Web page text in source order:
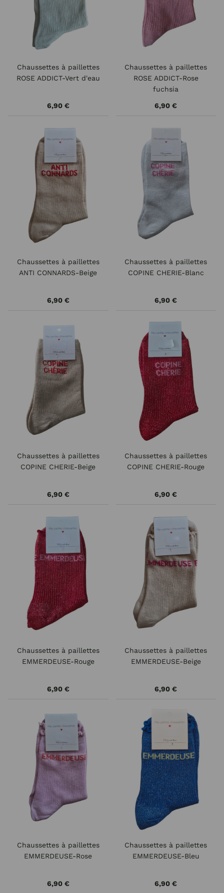
Chaussettes à paillettes
ROSE ADDICT-Vert d'eau
6,90 €
Chaussettes à paillettes
ROSE ADDICT-Rose
fuchsia
6,90 €
Chaussettes à paillettes
ANTI CONNARDS-Beige
6,90 €
Chaussettes à paillettes
COPINE CHERIE-Blanc
6,90 €
Chaussettes à paillettes
COPINE CHERIE-Beige
6,90 €
Chaussettes à paillettes
COPINE CHERIE-Rouge
6,90 €
Chaussettes à paillettes
EMMERDEUSE-Rouge
6,90 €
Chaussettes à paillettes
EMMERDEUSE-Beige
6,90 €
Chaussettes à paillettes
EMMERDEUSE-Rose
6,90 €
Chaussettes à paillettes
EMMERDEUSE-Bleu
6,90 €